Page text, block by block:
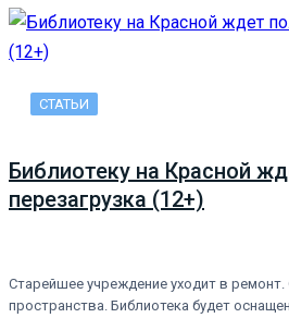
СТАТЬИ
Библиотеку на Красной
перезагрузка (12+)
Старейшее учреждение уходит в
пространства. Библиотека будет